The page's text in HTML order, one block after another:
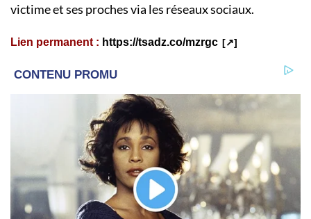
victime et ses proches via les réseaux sociaux.
Lien permanent : https://tsadz.co/mzrgc